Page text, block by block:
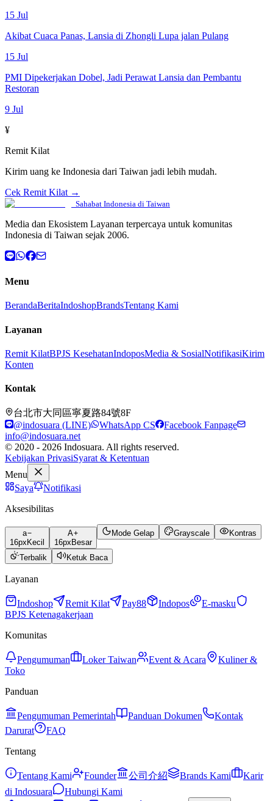
15 Jul
Akibat Cuaca Panas, Lansia di Zhongli Lupa jalan Pulang
15 Jul
PMI Dipekerjakan Dobel, Jadi Perawat Lansia dan Pembantu
Restoran
9 Jul
¥
Remit Kilat
Kirim uang ke Indonesia dari Taiwan jadi lebih mudah.
Cek Remit Kilat →
Sahabat Indonesia di Taiwan
Media dan Ekosistem Layanan terpercaya untuk komunitas
Indonesia di Taiwan sejak 2006.
Menu
BerandaBeritaIndoshopBrandsTentang Kami
Layanan
Remit KilatBPJS KesehatanIndoposMedia & SosialNotifikasiKirim
Konten
Kontak
台北市大同區寧夏路84號8F
@indosuara (LINE)
WhatsApp CS
Facebook Fanpage
info@indosuara.net
© 2020 - 2026 Indosuara. All rights reserved.
Kebijakan PrivasiSyarat & Ketentuan
Menu
Saya
Notifikasi
Aksesibilitas
a
16px Kecil
A
16px Besar
Mode Gelap Grayscale Kontras
Terbalik Ketuk Baca
Layanan
Indoshop Remit Kilat Pay88 Indopos
E-masku
BPJS Ketenagakerjaan
Komunitas
Pengumuman Loker Taiwan Event & Acara
Kuliner &
Toko
Panduan
Pengumuman Pemerintah Panduan Dokumen
Kontak
Darurat
FAQ
Tentang
Tentang Kami Founder 公司介紹 Brands Kami
Karir
di Indosuara
Hubungi Kami